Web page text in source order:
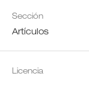
Sección
Artículos
Licencia